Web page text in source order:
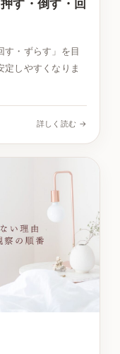
す・倒す・回
す・ずらす」を目
定しやすくなりま
詳しく読む →